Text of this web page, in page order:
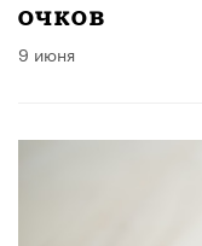
очков
9 июня